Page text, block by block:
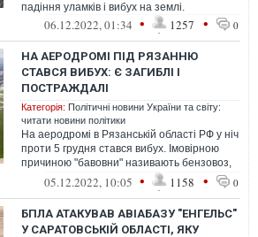
падіння уламків і вибух на землі.
06.12.2022, 01:34 • 1257 • 0
НА АЕРОДРОМІ ПІД РЯЗАННЮ
СТАВСЯ ВИБУХ: Є ЗАГИБЛІ І
ПОСТРАЖДАЛІ
Категорія: Політичні новини України та світу:
читати новини політики
На аеродромі в Рязанській області РФ у ніч
проти 5 грудня стався вибух. Імовірною
причиною "бавовни" називають бензовоз,
що загорівся.
05.12.2022, 10:05 • 1158 • 0
БПЛА АТАКУВАВ АВІАБАЗУ "ЕНГЕЛЬС"
У САРАТОВСЬКІЙ ОБЛАСТІ, ЯКУ